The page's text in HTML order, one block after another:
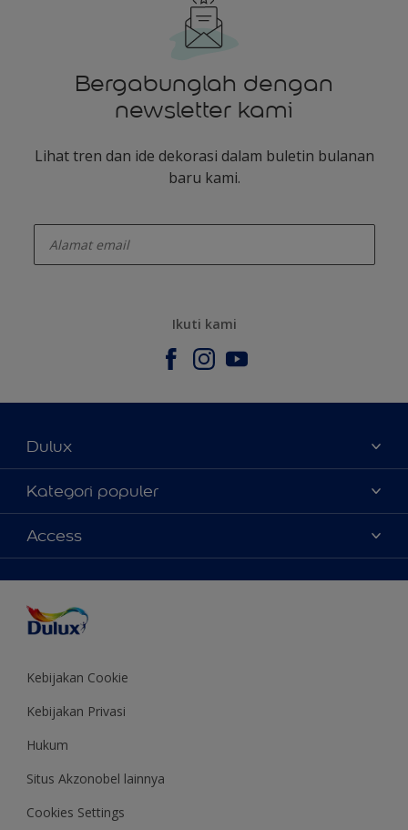
Bergabunglah dengan
newsletter kami
Lihat tren dan ide dekorasi dalam buletin bulanan
baru kami.
Ikuti kami
Dulux
Tentang Kami
Contact us
Temukan toko
Kategori populer
Warna
Produk
Inspirasi
Saran Mendekorasi
Colour of the Year
Access
Kebijakan Cookie
Kebijakan Privasi
Hukum
Situs Akzonobel lainnya
Cookies Settings